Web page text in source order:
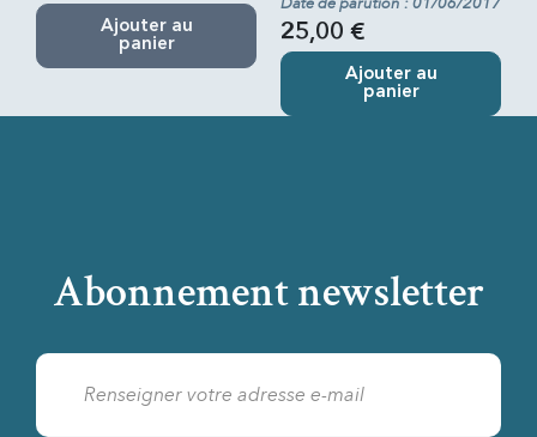
Ajouter au
panier
25,00 €
Ajouter au
panier
Abonnement newsletter